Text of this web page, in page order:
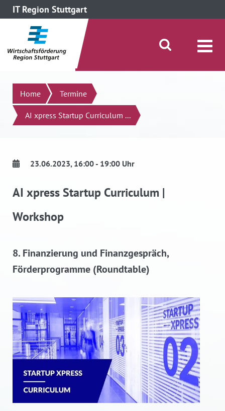
IT Region Stuttgart
direkt zum Inhalt dieser Seite
direkt zum Menü springen
Suche öffnen/schließen
Suchen
Home Termine
AI xpress Startup Curriculum ...
23.06.2023, 16:00 - 19:00 Uhr
AI xpress Startup Curriculum |
Workshop
8. Finanzierung und Finanzgespräch,
Förderprogramme (Roundtable)